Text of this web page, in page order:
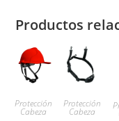
Productos
Protección
Cabeza
Protección
Cabeza